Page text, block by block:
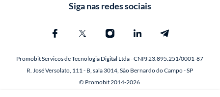
Siga nas redes sociais
Promobit Servicos de Tecnologia Digital Ltda - CNPJ 23.895.251/0001-87
R. José Versolato, 111 - B, sala 3014, São Bernardo do Campo - SP
© Promobit 2014-2026